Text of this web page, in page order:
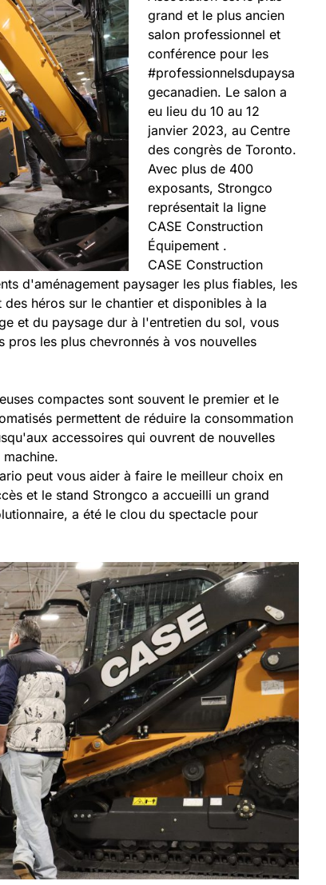
grand et le plus ancien
salon professionnel et
conférence pour les
#professionnelsdupaysa
gecanadien. Le salon a
eu lieu du 10 au 12
janvier 2023, au Centre
des congrès de Toronto.
Avec plus de 400
exposants, Strongco
représentait la ligne
CASE Construction
Équipement .
CASE Construction
d'aménagement paysager les plus fiables, les
héros sur le chantier et disponibles à la
et du paysage dur à l'entretien du sol, vous
les plus chevronnés à vos nouvelles
compactes sont souvent le premier et le
permettent de réduire la consommation
accessoires qui ouvrent de nouvelles
peut vous aider à faire le meilleur choix en
et le stand Strongco a accueilli un grand
a été le clou du spectacle pour